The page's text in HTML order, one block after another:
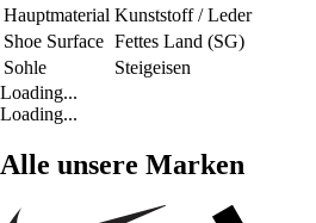
Hauptmaterial Kunststoff / Leder
Shoe Surface Fettes Land (SG)
Sohle
Steigeisen
Loading...
Loading...
Alle unsere Marken